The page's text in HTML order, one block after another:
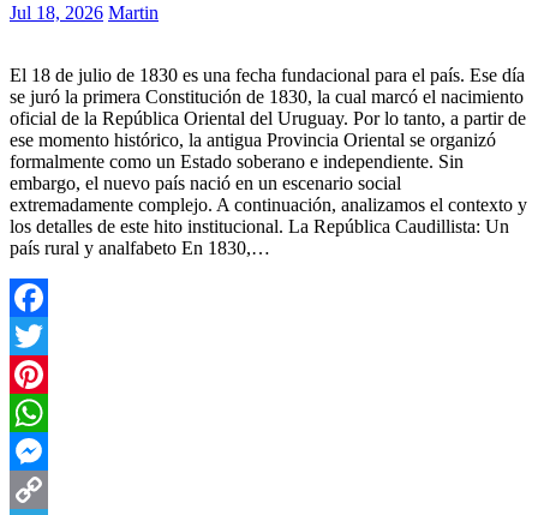
Jul 18, 2026 Martin
El 18 de julio de 1830 es una fecha fundacional para el país. Ese día
se juró la primera Constitución de 1830, la cual marcó el nacimiento
oficial de la República Oriental del Uruguay. Por lo tanto, a partir de
ese momento histórico, la antigua Provincia Oriental se organizó
formalmente como un Estado soberano e independiente. Sin
embargo, el nuevo país nació en un escenario social
extremadamente complejo. A continuación, analizamos el contexto y
los detalles de este hito institucional. La República Caudillista: Un
país rural y analfabeto En 1830,…
Facebook
Twitter
Pinterest
WhatsApp
Messenger